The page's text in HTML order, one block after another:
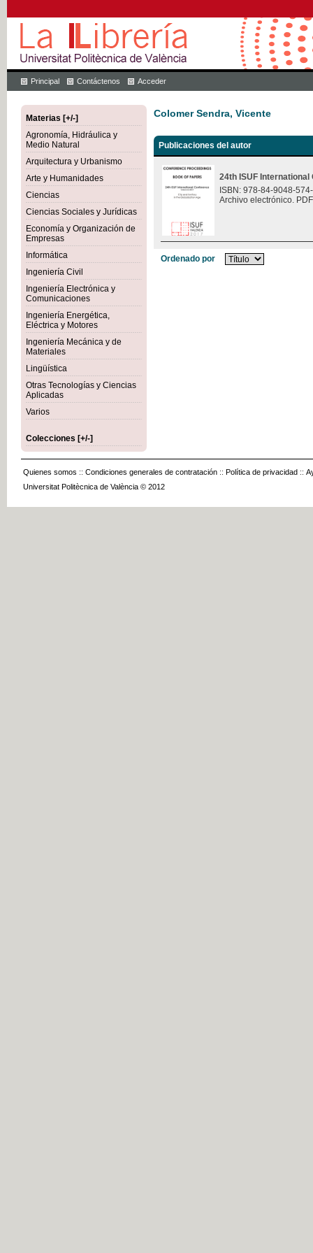
Principal Contáctenos Acceder
Materias [+/-]
Agronomía, Hidráulica y
Medio Natural
Arquitectura y Urbanismo
Arte y Humanidades
Ciencias
Ciencias Sociales y Jurídicas
Economía y Organización de
Empresas
Informática
Ingeniería Civil
Ingeniería Electrónica y
Comunicaciones
Ingeniería Energética,
Eléctrica y Motores
Ingeniería Mecánica y de
Materiales
Lingüística
Otras Tecnologías y Ciencias
Aplicadas
Varios
Colecciones [+/-]
Colomer Sendra, Vicente
Publicaciones del autor
24th ISUF
ISBN: 978-84-9048-
Archivo electrónico.
Ordenado por
Quienes somos :: Condiciones generales de contratación :: Política de privacidad ::
Universitat Politècnica de València © 2012